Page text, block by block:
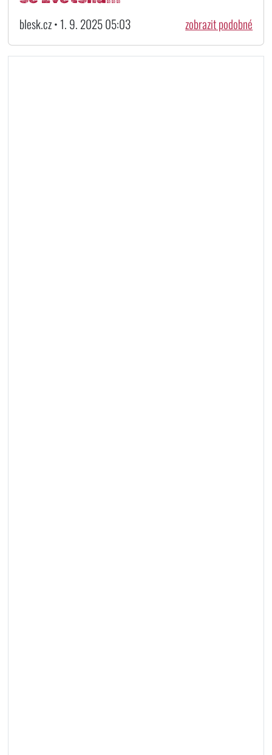
blesk.cz • 1. 9. 2025 05:03 zobrazit podobné